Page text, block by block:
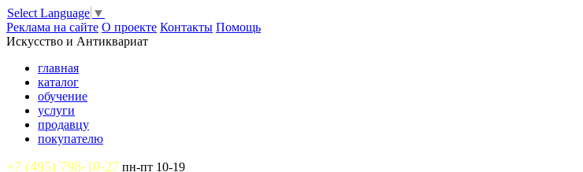
Select Language ▼
Реклама на сайте О проекте Контакты Помощь
Искусство и Антиквариат
главная
каталог
обучение
услуги
продавцу
покупателю
+7 (495) 798-10-27 пн-пт 10-19